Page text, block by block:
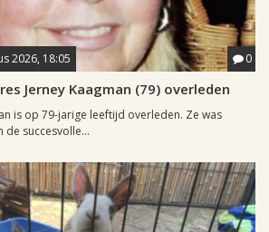
2026, 18:05 0
Jerney Kaagman (79) overleden
is op 79-jarige leeftijd overleden. Ze was
de succesvolle...